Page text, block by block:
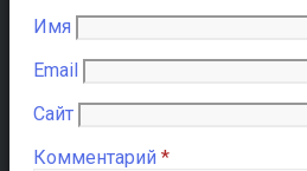
Имя
Email
Сайт
Комментарий *